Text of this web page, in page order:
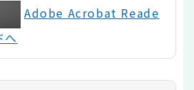
Adobe Acrobat Reade
へ